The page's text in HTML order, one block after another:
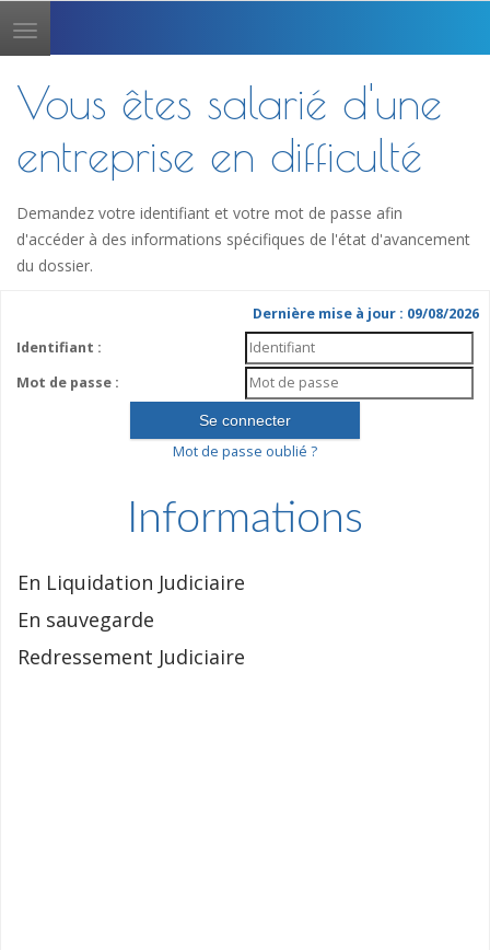
Toggle
navigation
Vous êtes salarié d'une
entreprise en difficulté
Demandez votre identifiant et votre mot de passe afin
d'accéder à des informations spécifiques de l'état d'avancement
du dossier.
Dernière mise à jour : 09/08/2026
Identifiant :
Mot de passe :
Mot de passe oublié ?
Informations
En Liquidation Judiciaire
En sauvegarde
Redressement Judiciaire